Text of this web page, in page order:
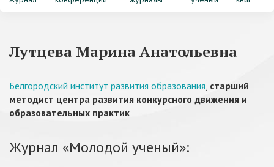
Лутцева Марина Анатольевна
Белгородский институт развития образования, старший
методист центра развития конкурсного движения и
образовательных практик
Журнал «Молодой ученый»: